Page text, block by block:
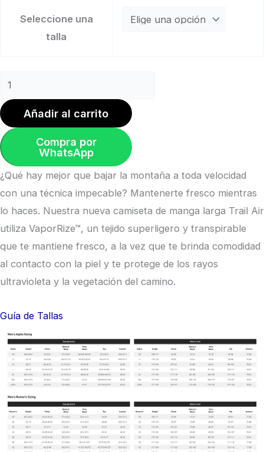
Seleccione una
talla
Añadir al carrito
Compra por
WhatsApp
¿Qué hay mejor que bajar la montaña a toda velocidad
con una técnica impecable? Mantenerte fresco mientras
lo haces. Nuestra nueva camiseta de manga larga Trail Air
utiliza VaporRize™, un tejido superligero y transpirable
que te mantiene fresco, a la vez que te brinda comodidad
al contacto con la piel y te protege de los rayos
ultravioleta y la vegetación del camino.
Guía de Tallas